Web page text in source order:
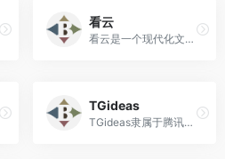
看云
看云是一个现代化文档写作、托管及数字出版平台，基于MarkDown语法和Git版本库管理，让你专注于知识创作，可以用于企业知识库、产品手册、项目文档和个人数字出版。
TGideas
TGideas隶属于腾讯互动娱乐旗下，专注IP内容力构建与发展，是集产品内容开发，内容营销，IP商业化拓展，体验设计等能力为一体的中台设计团队。